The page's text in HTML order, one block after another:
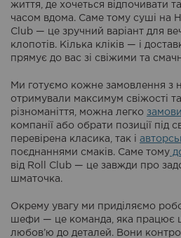
життя, де хочеться відпочивати
часом вдома. Саме тому суші на
Club — це зручний варіант для
клопотів. Кілька кліків — і
прямує до вас зі свіжими та
Ми готуємо кожне замовлення з
отримували максимум свіжості
різноманіття, можна легко
компанії або обрати позиції під
перевірена класика, так і
поєднаннями смаків. Саме тому
від Roll Club — це завжди про
шматочка.
Окрему увагу ми приділяємо
шефи — це команда, яка працює
любов’ю до деталей. Вони